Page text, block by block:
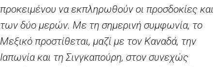
προκειμένου να εκπληρωθούν οι προσδοκίες και
των δύο μερών. Με τη σημερινή συμφωνία, το
Μεξικό προστίθεται, μαζί με τον Καναδά, την
Ιαπωνία και τη Σινγκαπούρη, στον συνεχώς